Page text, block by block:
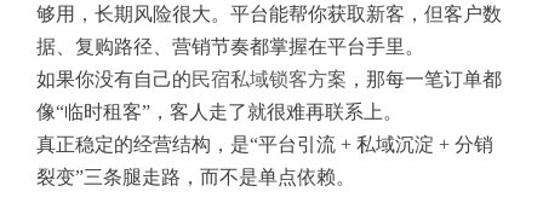
够用，长期风险很大。平台能帮你获取新客，但客户数
据、复购路径、营销节奏都掌握在平台手里。
如果你没有自己的民宿私域锁客方案 ，那每一笔订单都
像“临时租客”，客人走了就很难再联系上。
真正稳定的经营结构，是“平台引流 + 私域沉淀 + 分销
裂变”三条腿走路，而不是单点依赖。